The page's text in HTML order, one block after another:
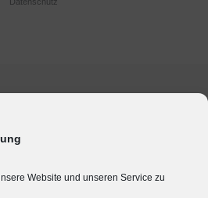
Website und unseren Service zu